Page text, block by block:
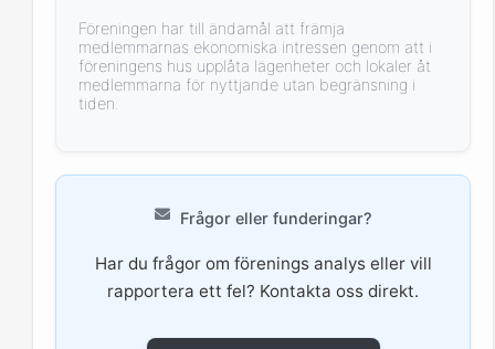
Föreningen har till ändamål att främja
medlemmarnas ekonomiska intressen genom att i
föreningens hus upplåta lägenheter och lokaler åt
medlemmarna för nyttjande utan begränsning i
tiden.
Frågor eller funderingar?
Har du frågor om förenings analys eller vill
rapportera ett fel? Kontakta oss direkt.